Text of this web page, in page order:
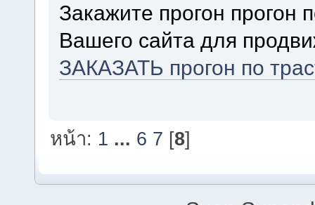
Закажите прогон прогон
Вашего сайта для
ЗАКАЗАТЬ прогон по
หน้า: 1 ... 6 7 [8]